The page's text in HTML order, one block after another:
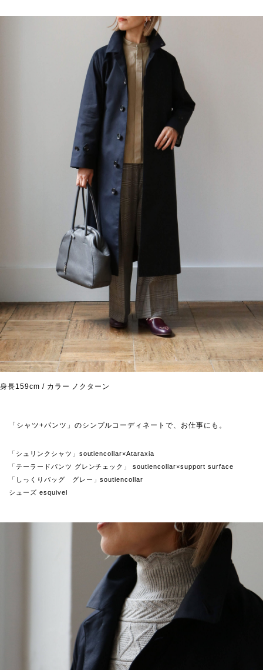
身長159cm / カラー ノクターン
「シャツ+パンツ」のシンプルコーディネートで、お仕事にも。
「シュリンクシャツ」soutiencollar×Ataraxia
「テーラードパンツ グレンチェック」 soutiencollar×support surface
「しっくりバッグ グレー」soutiencollar
シューズ esquivel